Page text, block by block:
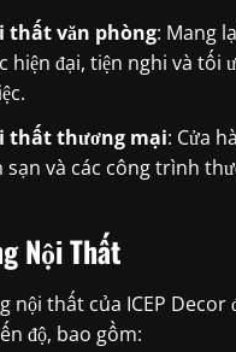
thất văn phòng: Mang
hiện đại, tiện nghi và tối
thất thương mại: Cửa
sạn và các công trình
Nội Thất
nội thất của ICEP Decor
độ, bao gồm: